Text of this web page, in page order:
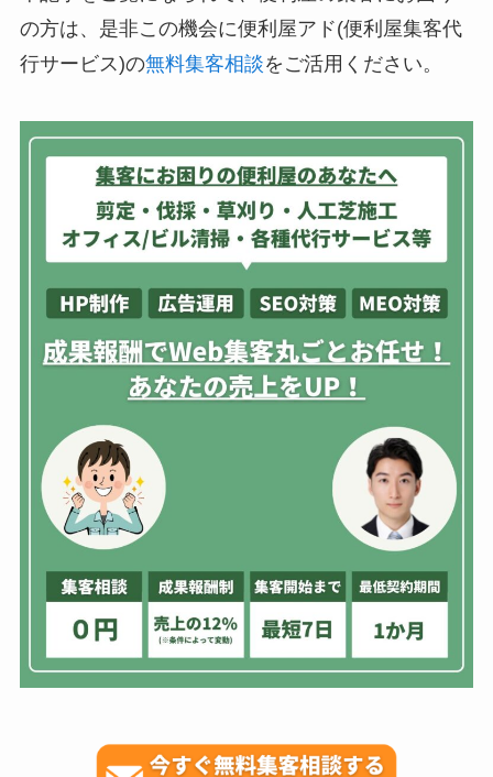
の方は、是非この機会に便利屋アド(便利屋集客代
行サービス)の無料集客相談をご活用ください。